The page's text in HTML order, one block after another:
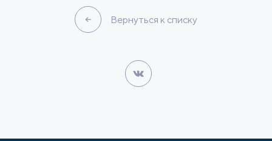
Вернуться к списку